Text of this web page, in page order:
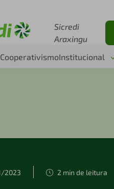
Sicredi
Araxingu
CooperativismoInstitucional
2023 2 min de leitura